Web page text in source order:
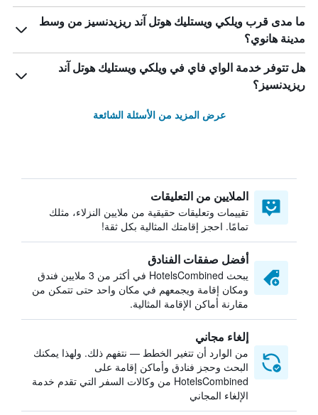
ما مدى قرب ويلكي ويستليك هوتل آند ريزيدنسيز من وسط
مدينة هانوي؟
هل تتوفر خدمة الواي فاي في ويلكي ويستليك هوتل آند
ريزيدنسيز؟
عرض المزيد من الأسئلة الشائعة
الملايين من التعليقات
تقييمات وتعليقات حقيقية من ملايين النزلاء، مثلك
تمامًا. احجز إقامتك المثالية بكل ثقة!
أفضل صفقات الفنادق
يبحث HotelsCombined في أكثر من 3 ملايين فندق
ومكان إقامة ويجمعهم في مكان واحد حتى تتمكن من
مقارنة أماكن الإقامة المثالية.
إلغاء مجاني
من الوارد أن تتغير الخطط — نتفهم ذلك. ولهذا يمكنك
البحث وحجز فنادق وأماكن إقامة على
HotelsCombined من وكالات السفر التي تقدم خدمة
الإلغاء المجاني